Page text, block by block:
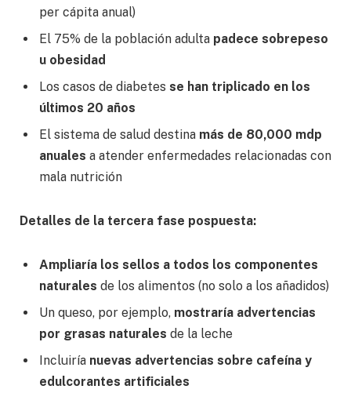
per cápita anual)
El 75% de la población adulta padece sobrepeso
u obesidad
Los casos de diabetes se han triplicado en los
últimos 20 años
El sistema de salud destina más de 80,000 mdp
anuales a atender enfermedades relacionadas con
mala nutrición
Detalles de la tercera fase pospuesta:
Ampliaría los sellos a todos los componentes
naturales de los alimentos (no solo a los añadidos)
Un queso, por ejemplo, mostraría advertencias
por grasas naturales de la leche
Incluiría nuevas advertencias sobre cafeína y
edulcorantes artificiales